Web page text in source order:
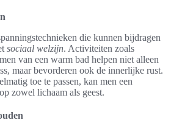
die kunnen bijdragen
sociaal welzijn. Activiteiten zoals
van een warm bad helpen niet alleen
maar bevorderen ook de innerlijke rust.
toe te passen, kan men een
zowel lichaam als geest.